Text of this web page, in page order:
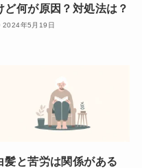
ど何が原因？対処法は？
2024年5月19日
髪と苦労は関係がある